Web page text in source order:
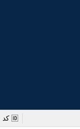
🆔 کد خبر: 4785